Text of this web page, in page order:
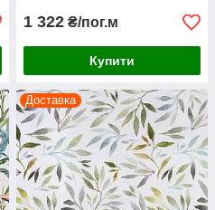
1 322 ₴/пог.м
Купити
Доставка